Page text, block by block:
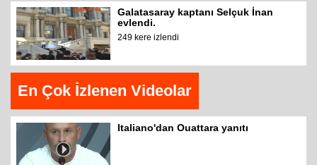
Galatasaray kaptanı Selçuk İnan
evlendi.
249 kere izlendi
En Çok İzlenen Videolar
Italiano'dan Ouattara yanıtı